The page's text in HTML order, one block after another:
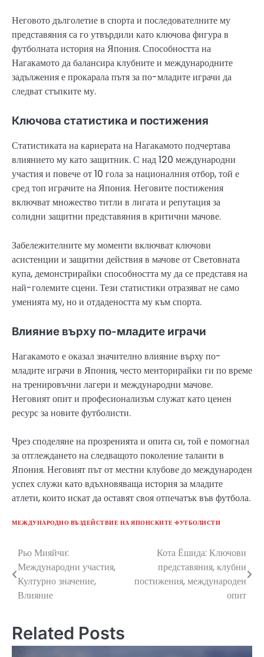
Неговото дълголетие в спорта и последователните му
представяния са го утвърдили като ключова фигура в
футболната история на Япония. Способността на
Нагакамото да балансира клубните и международните
задължения е прокарала пътя за по-младите играчи да
следват стъпките му.
Ключова статистика и постижения
Статистиката на кариерата на Нагакамото подчертава
влиянието му като защитник. С над 120 международни
участия и повече от 10 гола за националния отбор, той е
сред топ играчите на Япония. Неговите постижения
включват множество титли в лигата и репутация за
солидни защитни представяния в критични мачове.
Забележителните му моменти включват ключови
асистенции и защитни действия в мачове от Световната
купа, демонстрирайки способността му да се представя на
най-големите сцени. Тези статистики отразяват не само
уменията му, но и отдадеността му към спорта.
Влияние върху по-младите играчи
Нагакамото е оказал значително влияние върху по-
младите играчи в Япония, често менторирайки ги по време
на тренировъчни лагери и международни мачове.
Неговият опит и професионализъм служат като ценен
ресурс за новите футболисти.
Чрез споделяне на прозренията и опита си, той е помогнал
за отглеждането на следващото поколение таланти в
Япония. Неговият път от местни клубове до международен
успех служи като вдъхновяваща история за младите
атлети, които искат да оставят своя отпечатък във футбола.
МЕЖДУНАРОДНО ВЪЗДЕЙСТВИЕ НА ЯПОНСКИТЕ ФУТБОЛИСТИ
Post
navigation
Рьо Мияйчи:
Международни участия,
Културно значение,
Влияние
Кота Ёшида: Ключови
представяния, клубни
постижения, международен
опит
Related Posts